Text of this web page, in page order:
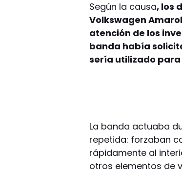
Según la causa, los
Volkswagen
atención de los
banda había
sería utilizado
La banda actuaba
repetida: forzaban
rápidamente al
otros elementos de